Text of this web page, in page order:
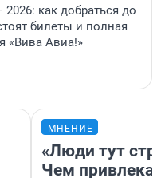
как добраться до
билеты и полная
«Вива Авиа!»
МНЕНИЕ
«Люди тут
Чем